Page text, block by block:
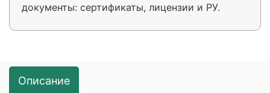
документы: сертификаты, лицензии и РУ.
Описание